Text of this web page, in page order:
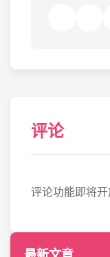
评论
评论功能即将开